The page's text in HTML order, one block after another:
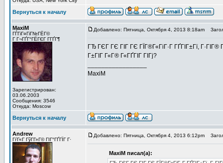
Вернуться к началу
MaxiM
ГЃГіГ¤ГіГ№ГЁГ©
Г Г¬ГҐГ°ГЁГЄГ Г­ГҐГ¶
Зарегистрирован:
03.06.2003
Сообщения: 3546
Откуда: Moscow
Добавлено: Пятница, Октября 4, 2013 8:18am
ГЂ ГЄГ ГЄ ГІГ ГЄ ГЇГ®Г«ГіГ·Г ГҐГІГ±Гї,
Г±ГІГ Г«Г® Г«ГҐГІГ ГІГј?
MaxiM
Вернуться к началу
Andrew
ГѓГ«Г ГўГ­Г»Г© ГІГ°ГҐГЇГ Г·
Добавлено: Пятница, Октября 4, 2013 6:12pm
MaxiM писал(а):